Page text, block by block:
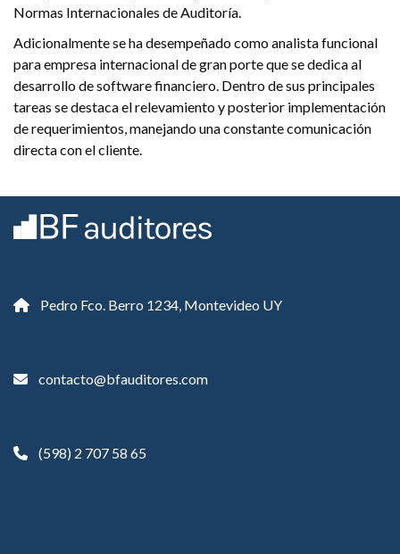
Normas Internacionales de Auditoría.
Adicionalmente se ha desempeñado como analista funcional
para empresa internacional de gran porte que se dedica al
desarrollo de software financiero. Dentro de sus principales
tareas se destaca el relevamiento y posterior implementación
de requerimientos, manejando una constante comunicación
directa con el cliente.
Pedro Fco. Berro 1234, Montevideo UY
contacto@bfauditores.com
(598) 2 707 58 65